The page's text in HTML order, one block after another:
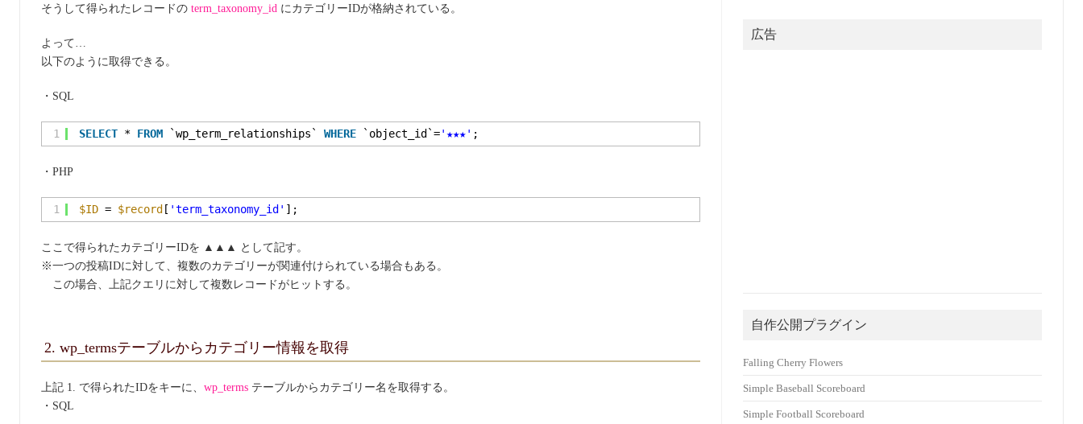
そうして得られたレコードの term_taxonomy_idにカテゴリーIDが格納されている。
よって…
以下のように取得できる。
・SQL
1 SELECT * FROM `wp_term_relationships` WHERE `object_id`='★★★' ;
・PHP
1 $ID = $record [ 'term_taxonomy_id' ];
ここで得られたカテゴリーIDを ▲▲▲ として記す。
※一つの投稿IDに対して、複数のカテゴリーが関連付けられている場合もある。
この場合、上記クエリに対して複数レコードがヒットする。
2. wp_termsテーブルからカテゴリー情報を取得
上記 1. で得られたIDをキーに、 wp_termsテーブルからカテゴリー名を取得する。
・SQL
広告
自作公開プラグイン
Falling Cherry Flowers
Simple Baseball Scoreboard
Simple Football Scoreboard